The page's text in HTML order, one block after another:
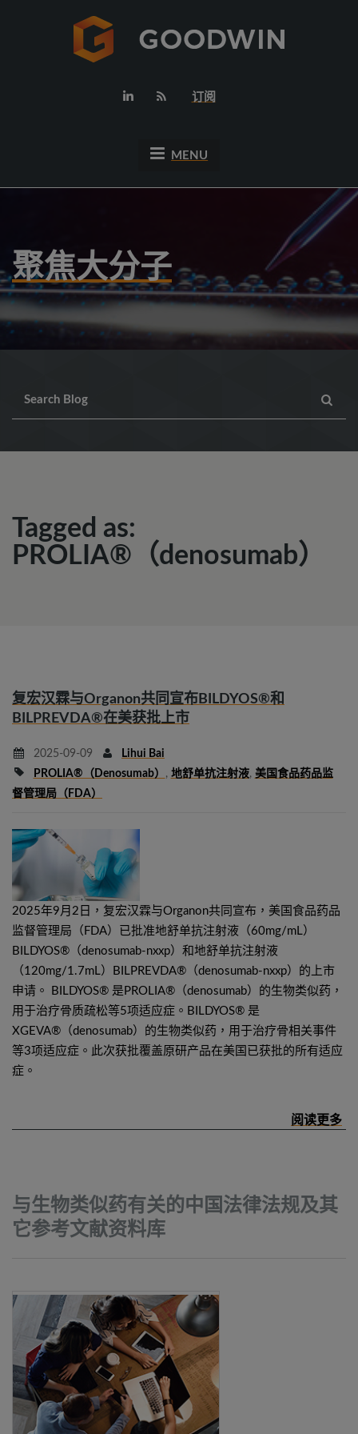
订阅
MENU
聚焦大分子
Tagged as:
PROLIA®（denosumab）
复宏汉霖与Organon共同宣布BILDYOS®和
BILPREVDA®在美获批上市
2025-09-09
Lihui Bai
PROLIA®（denosumab）
, 地舒单抗注射液, 美国食品药品监
督管理局（FDA）
2025年9月2日，复宏汉霖与Organon共同宣布，美国食品药品
监督管理局（FDA）已批准地舒单抗注射液（60mg/mL）
BILDYOS®（denosumab-nxxp）和地舒单抗注射液
（120mg/1.7mL）BILPREVDA®（denosumab-nxxp）的上市
申请。 BILDYOS® 是PROLIA®（denosumab）的生物类似药，
用于治疗骨质疏松等5项适应症。BILDYOS® 是
XGEVA®（denosumab）的生物类似药，用于治疗骨相关事件
等3项适应症。此次获批覆盖原研产品在美国已获批的所有适应
症。
与生物类似药有关的中国法律法规及其
它参考文献资料库